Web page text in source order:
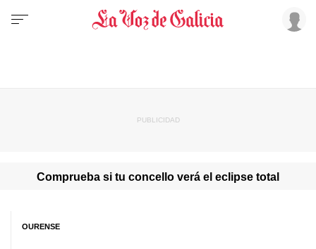
Comprueba si tu concello verá el eclipse total
OURENSE